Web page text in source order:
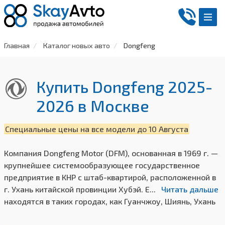
Главная Каталог новых авто Dongfeng
Купить Dongfeng 2025-
2026 в Москве
Специальные цены на все модели до 10 Августа
Компания Dongfeng Motor (DFM), основанная в 1969 г. —
крупнейшее системообразующее государственное
предприятие в КНР с штаб-квартирой, расположенной в
г. Ухань китайской провинции Хубэй. Ее главные заводы
находятся в таких городах, как Гуанчжоу, Шиянь, Ухань